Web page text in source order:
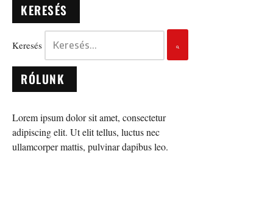
KERESÉS
Keresés
RÓLUNK
Lorem ipsum dolor sit amet, consectetur
adipiscing elit. Ut elit tellus, luctus nec
ullamcorper mattis, pulvinar dapibus leo.